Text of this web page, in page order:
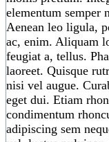
elementum semper
Aenean leo ligula,
ac, enim. Aliquam
feugiat a, tellus.
laoreet. Quisque
nisi vel augue.
eget dui. Etiam
condimentum
adipiscing sem